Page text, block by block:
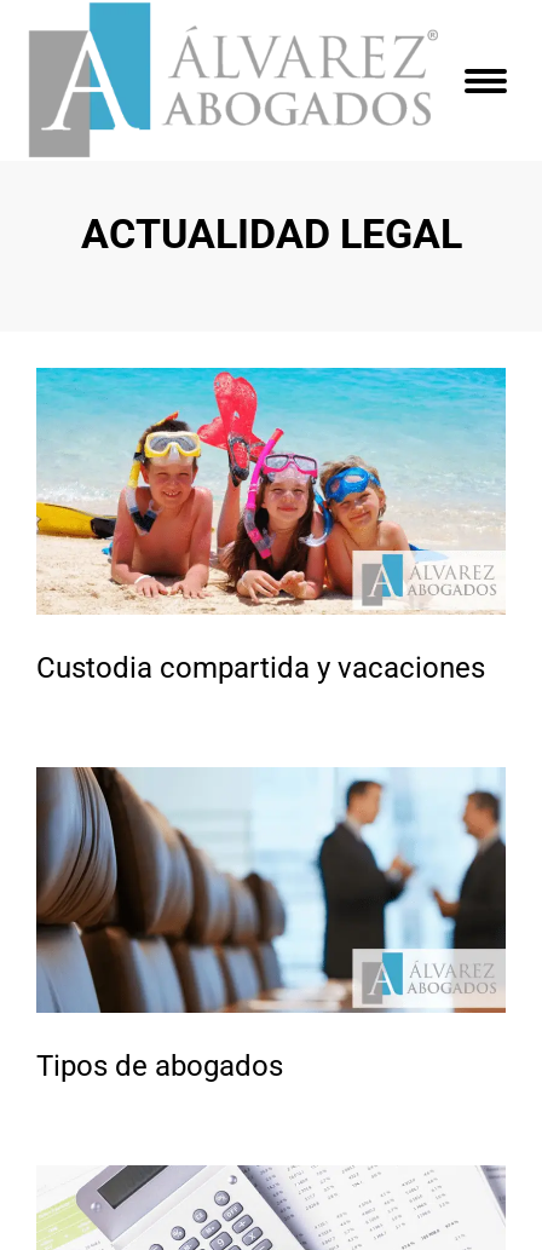
ACTUALIDAD LEGAL
Custodia compartida y vacaciones
Tipos de abogados